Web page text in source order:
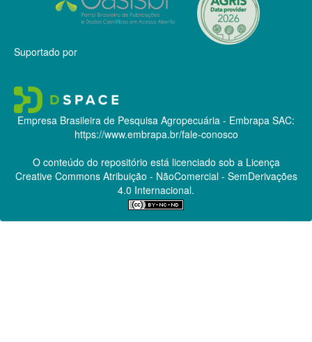
Suportado por
Empresa Brasileira de Pesquisa Agropecuária - Embrapa SAC:
https://www.embrapa.br/fale-conosco
O conteúdo do repositório está licenciado sob a Licença
Creative CommonsAtribuição - NãoComercial - SemDerivações
4.0 Internacional.